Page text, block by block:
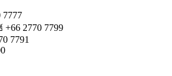
7777
+66 2770 7799
7791